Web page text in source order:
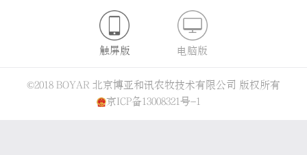
触屏版 电脑版
©2018 BOYAR 北京博亚和讯农牧技术有限公司 版权所有
京ICP备13008321号-1